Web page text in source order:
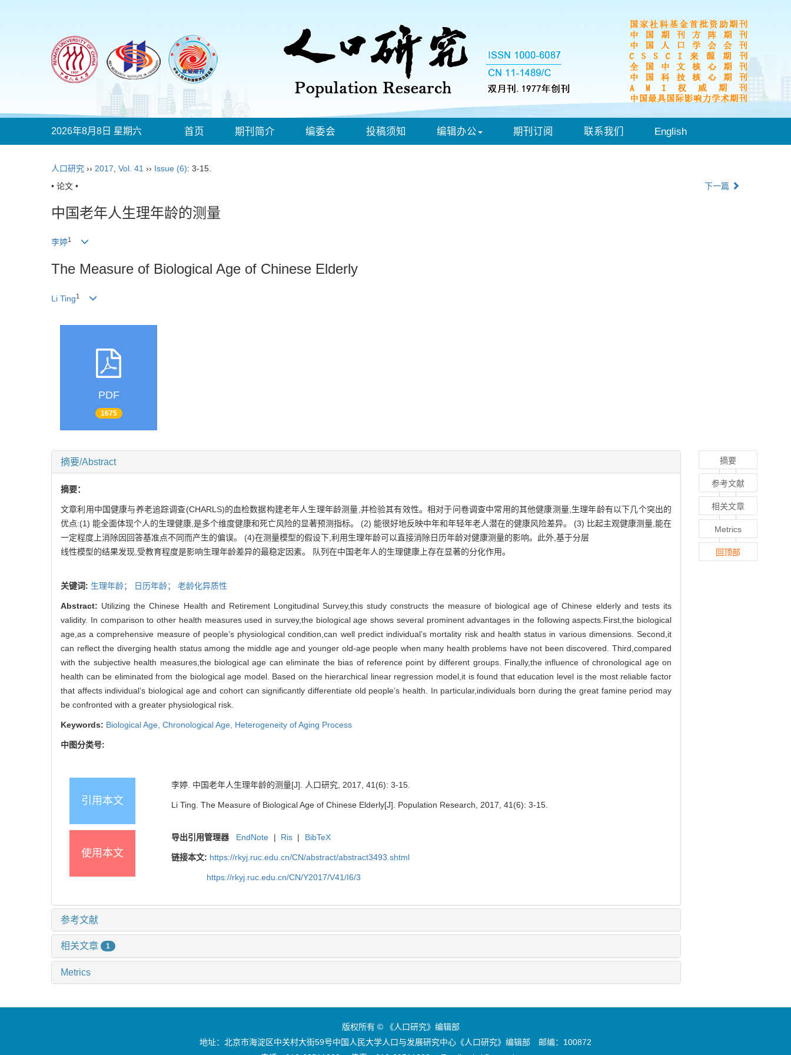
2026年8月8日 星期六 首页 期刊简介 编委会 投稿须知 编辑办公 期刊订阅 联系我们 English
人口研究 ›› 2017 Vol. 41 ›› Issue (6): 3-15.
• 论文 •
下一篇
中国老年人生理年龄的测量
李婷1
The Measure of Biological Age of Chinese Elderly
Li Ting1
PDF
1675
摘要/Abstract
摘要：
文章利用中国健康与养老追踪调查(CHARLS)的血检数据构建老年人生理年龄测量 并检验其有效性。相对于问卷调查中常用的其他健康测量, 生理年龄有以下几个突出的
优点:(1) 能全面体现个人的生理健康 是多个维度健康和死亡风险的显著预测指标。 (2) 能很好地反映中年和年轻年老人潜在的健康风险差异。 (3) 比起主观健康测量 能在
一定程度上消除因回答基准点不同而产生的偏误。 (4)在测量模型的假设下 利用生理年龄可以直接消除日历年龄对健康测量的影响。 此外 基于分层
线性模型的结果发现 受教育程度是影响生理年龄差异的最稳定因素。 队列在中国老年人的生理健康上存在显著的分化作用。
关键词: 生理年龄； 日历年龄； 老龄化异质性
Abstract: Utilizing the Chinese Health and Retirement Longitudinal Survey,this study constructs the measure of biological age of Chinese elderly and tests its
validity. In comparison to other health measures used in survey,the biological age shows several prominent advantages in the following aspects. First ,the biological
age as a comprehensive measure of people’s physiological condition ,can well predict individual’s mortality risk and health status in various dimensions. Second it
can reflect the diverging health status among the middle age and younger old-age people when many health problems have not been discovered. Third ,compared
with the subjective health measures, the biological age can eliminate the bias of reference point by different groups. Finally,the influence of chronological age on
health can be eliminated from the biological age model. Based on the hierarchical linear regression model it isfound that education level is the most reliable factor
that affects individual’s biological age and cohort can significantly differentiate old people’s health. In particular, individuals born during the great famine period may
be confronted with a greater physiological risk.
Keywords: Biological Age, Chronological Age, Heterogeneity of Aging Process
中图分类号:
引用本文
李婷. 中国老年人生理年龄的测量[J]. 人口研究, 2017, 41(6): 3-15.
Li Ting. The Measure of Biological Age of Chinese Elderly[J]. Population Research, 2017, 41(6): 3-15.
使用本文
导出引用管理器 EndNote | Ris | BibTeX
链接本文: https://rkyj.ruc.edu.cn/CN/abstract/abstract3493.shtml
https://rkyj.ruc.edu.cn/CN/Y2017/V41/I6/3
参考文献
相关文章 1
Metrics
摘要
参考文献
相关文章
Metrics
回顶部
版权所有 © 《人口研究》编辑部
地址：北京市海淀区中关村大街59号中国人民大学人口与发展研究中心《人口研究》编辑部 邮编：100872